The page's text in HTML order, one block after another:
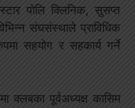
पोलि क्लिनिक, सुसप्त
संघसंस्थाले प्राविधिक
सहयोग र सहकार्य गर्ने
क्लबका पूर्वअध्यक्ष कासिम